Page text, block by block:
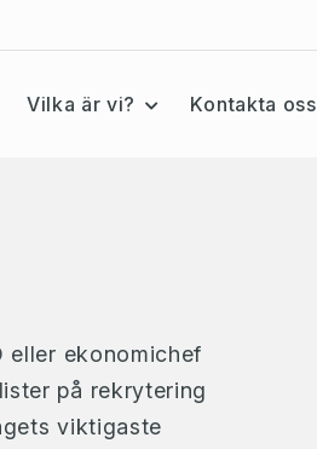
Vilka är vi? Kontakta oss
eller ekonomichef
på rekrytering
viktigaste